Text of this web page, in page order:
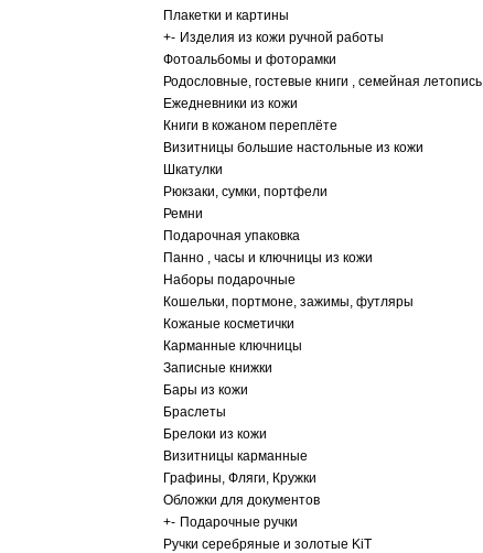
Плакетки и картины
+- Изделия из кожи ручной работы
Фотоальбомы и фоторамки
Родословные, гостевые книги , семейная летопись
Ежедневники из кожи
Книги в кожаном переплёте
Визитницы большие настольные из кожи
Шкатулки
Рюкзаки, сумки, портфели
Ремни
Подарочная упаковка
Панно , часы и ключницы из кожи
Наборы подарочные
Кошельки, портмоне, зажимы, футляры
Кожаные косметички
Карманные ключницы
Записные книжки
Бары из кожи
Браслеты
Брелоки из кожи
Визитницы карманные
Графины, Фляги, Кружки
Обложки для документов
+- Подарочные ручки
Ручки серебряные и золотые KiT